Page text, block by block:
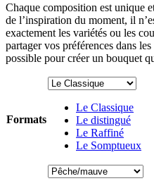
Chaque composition est unique
de l’inspiration du moment, il
exactement les variétés ou les
partager vos préférences dans
possible pour créer un bouquet
Formats
Le Classique
Le distingué
Le Raffiné
Le Somptueux